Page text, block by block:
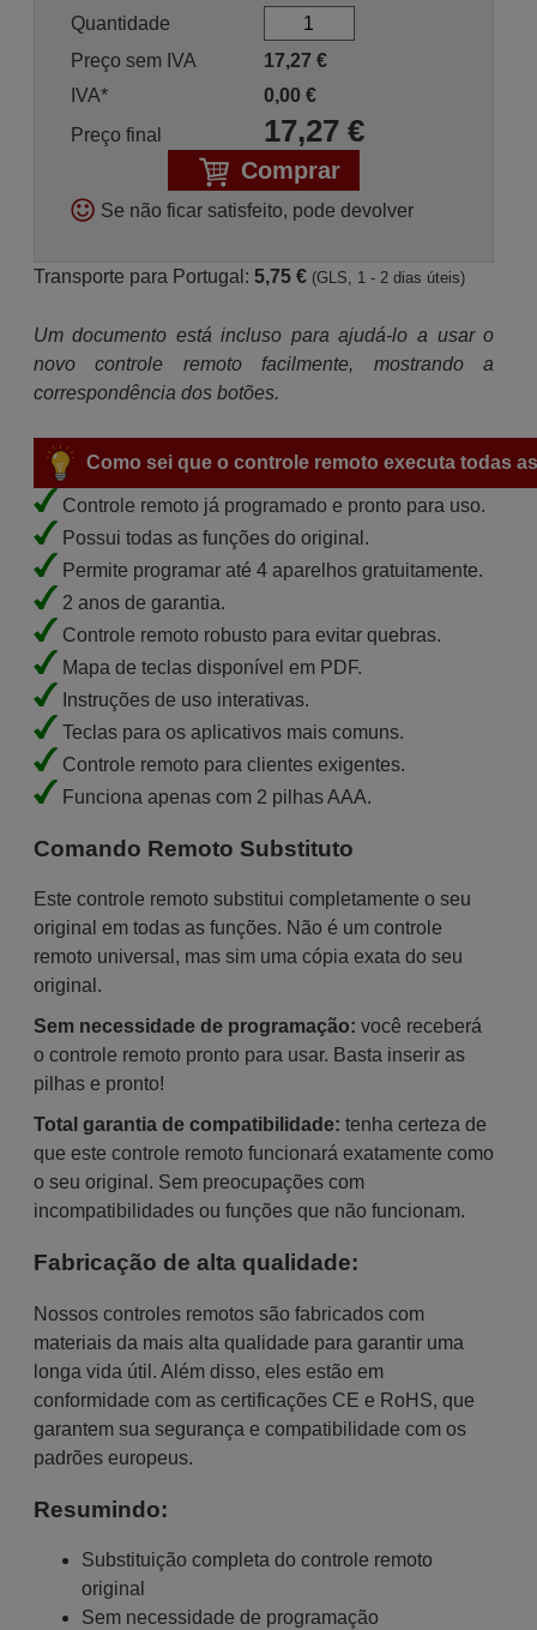
Quantidade
Preço sem IVA
17,27 €
IVA*
0,00 €
Preço final
17,27€
Comprar
Se não ficar satisfeito, pode devolver
Transporte para Portugal: 5,75 € (GLS, 1 - 2 dias úteis)
Um documento está incluso para ajudá-lo a usar o
novo controle remoto facilmente, mostrando a
correspondência dos botões.
Como sei que o controle remoto executa todas
Controle remoto já programado e pronto para uso.
Possui todas as funções do original.
Permite programar até 4 aparelhos gratuitamente.
2 anos de garantia.
Controle remoto robusto para evitar quebras.
Mapa de teclas disponível em PDF.
Instruções de uso interativas.
Teclas para os aplicativos mais comuns.
Controle remoto para clientes exigentes.
Funciona apenas com 2 pilhas AAA.
Comando Remoto Substituto
Este controle remoto substitui completamente o seu
original em todas as funções. Não é um controle
remoto universal, mas sim uma cópia exata do seu
original.
Sem necessidade de programação: você receberá
o controle remoto pronto para usar. Basta inserir as
pilhas e pronto!
Total garantia de compatibilidade: tenha certeza de
que este controle remoto funcionará exatamente como
o seu original. Sem preocupações com
incompatibilidades ou funções que não funcionam.
Fabricação de alta qualidade:
Nossos controles remotos são fabricados com
materiais da mais alta qualidade para garantir uma
longa vida útil. Além disso, eles estão em
conformidade com as certificações CE e RoHS, que
garantem sua segurança e compatibilidade com os
padrões europeus.
Resumindo:
Substituição completa do controle remoto
original
Sem necessidade de programação